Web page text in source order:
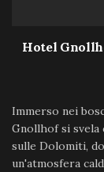
Hotel
Immerso nei
Gnollhof si
sulle Dolomiti,
un'atmosfera